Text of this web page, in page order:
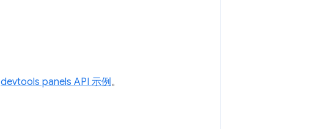
devtools panels API 示例。